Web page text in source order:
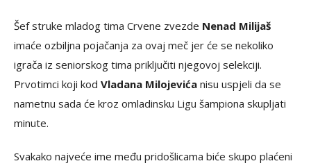
Šef struke mladog tima Crvene zvezde Nenad Milijaš
imaće ozbiljna pojačanja za ovaj meč jer će se nekoliko
igrača iz seniorskog tima priključiti njegovoj selekciji.
Prvotimci koji kod Vladana Milojevića nisu uspjeli da se
nametnu sada će kroz omladinsku Ligu šampiona skupljati
minute.
Svakako najveće ime među pridošlicama biće skupo plaćeni